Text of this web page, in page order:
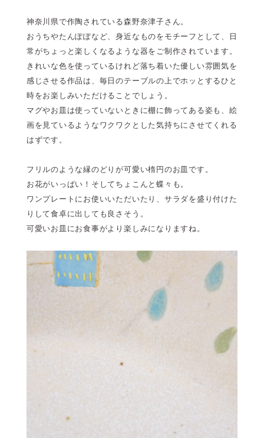
神奈川県で作陶されている森野奈津子さん。
おうちやたんぽぽなど、身近なものをモチーフとして、日
常がちょっと楽しくなるような器をご制作されています。
きれいな色を使っているけれど落ち着いた優しい雰囲気を
感じさせる作品は、毎日のテーブルの上でホッとするひと
時をお楽しみいただけることでしょう。
マグやお皿は使っていないときに棚に飾ってある姿も、絵
画を見ているようなワクワクとした気持ちにさせてくれる
はずです。
フリルのような縁のどりが可愛い楕円のお皿です。
お花がいっぱい！そしてちょこんと蝶々も。
ワンプレートにお使いいただいたり、サラダを盛り付けた
りして食卓に出しても良さそう。
可愛いお皿にお食事がより楽しみになりますね。